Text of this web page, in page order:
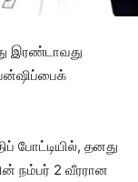
இரண்டாவது
போட்டியில், தனது
நம்பர் 2 வீரரான